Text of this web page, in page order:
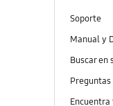
Soporte
Manual y
Buscar en